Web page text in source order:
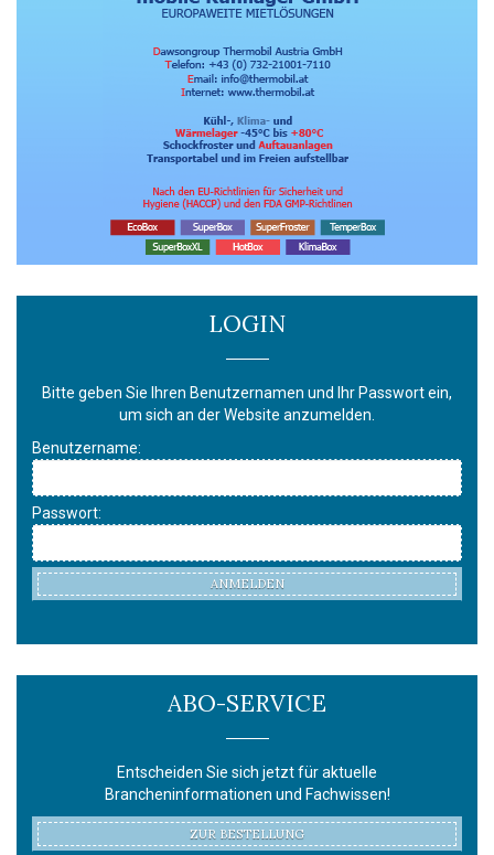
LOGIN
Bitte geben Sie Ihren Benutzernamen und Ihr Passwort ein,
um sich an der Website anzumelden.
Benutzername:
Passwort:
ANMELDEN
ABO-SERVICE
Entscheiden Sie sich jetzt für aktuelle
Brancheninformationen und Fachwissen!
ZUR BESTELLUNG